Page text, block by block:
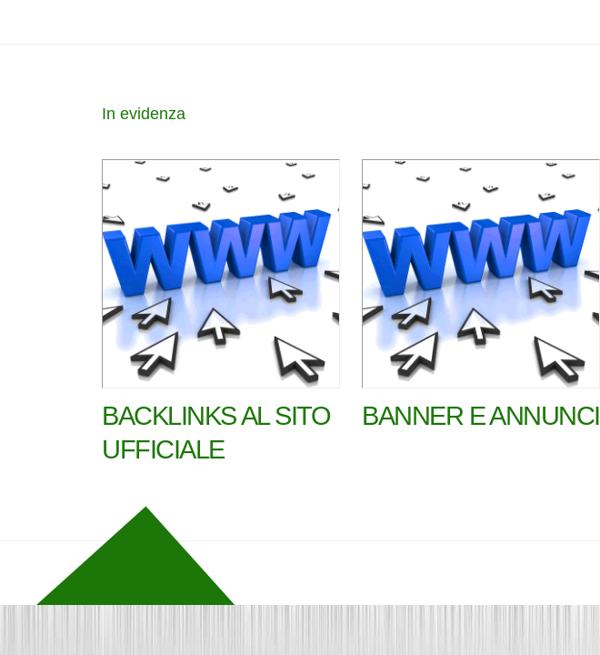
In evidenza
BACKLINKS AL SITO
UFFICIALE
BANNER E ANNUNCI